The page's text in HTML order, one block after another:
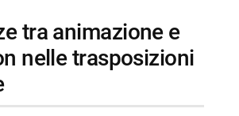
nelle trasposizioni